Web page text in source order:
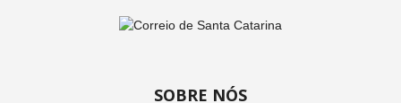
SOBRE NÓS